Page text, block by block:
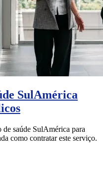
SulAmérica
saúde SulAmérica para
como contratar este serviço.